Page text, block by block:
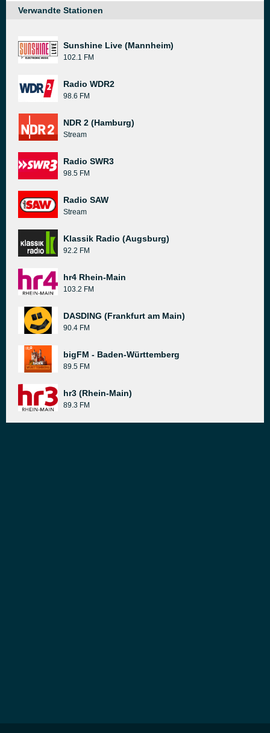
Verwandte Stationen
Sunshine Live (Mannheim)
102.1 FM
Radio WDR2
98.6 FM
NDR 2 (Hamburg)
Stream
Radio SWR3
98.5 FM
Radio SAW
Stream
Klassik Radio (Augsburg)
92.2 FM
hr4 Rhein-Main
103.2 FM
DASDING (Frankfurt am Main)
90.4 FM
bigFM - Baden-Württemberg
89.5 FM
hr3 (Rhein-Main)
89.3 FM